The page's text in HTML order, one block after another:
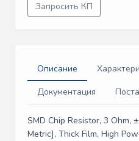
Запросить КП
Описание
Документация
SMD Chip Resistor, 3 Ohm,
Metric], Thick Film, High